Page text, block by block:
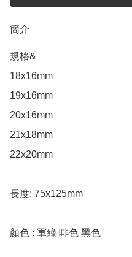
簡介
規格&
18x16mm
19x16mm
20x16mm
21x18mm
22x20mm
長度: 75x125mm
顏色 : 軍綠 啡色 黑色